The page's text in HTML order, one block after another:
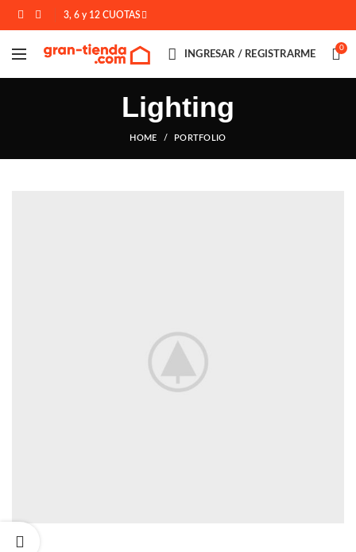
3, 6 y 12 CUOTAS
INGRESAR / REGISTRARME
0
Lighting
HOME PORTFOLIO